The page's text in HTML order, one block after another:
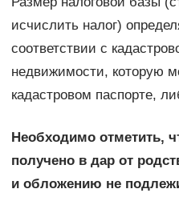
исчислить налог)
соответствии с
недвижимости, которую
кадастровом паспорте,
Необходимо отметить,
получено в дар от
и обложению не